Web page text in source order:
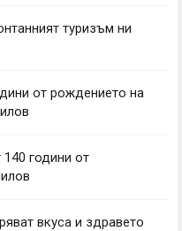
туризъм ни
от рождението на
години от
вкуса и здравето